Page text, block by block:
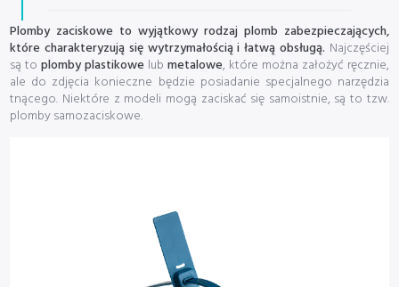
Plomby zaciskowe to wyjątkowy rodzaj plomb zabezpieczających,
które charakteryzują się wytrzymałością i łatwą obsługą. Najczęściej
są toplomby plastikowe lubmetalowe, które można założyć ręcznie,
ale do zdjęcia konieczne będzie posiadanie specjalnego narzędzia
tnącego. Niektóre z modeli mogą zaciskać się samoistnie, są to tzw.
plomby samozaciskowe.